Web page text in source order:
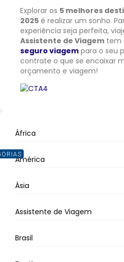
Explorar os 5 melhores
2025 é realizar um sonho.
experiência seja perfeita,
Assistente de Viagem tem
seguro viagem para o seu
contrate o que se encaixar
orçamento e viagem!
África
América
Ásia
Assistente de Viagem
Brasil